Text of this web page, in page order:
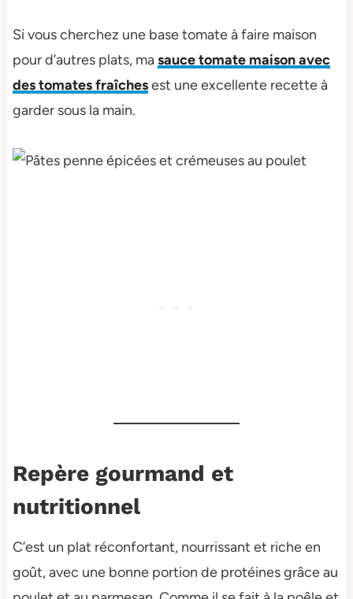
Si vous cherchez une base tomate à faire maison
pour d’autres plats, masauce tomate maison avec
des tomates fraîchesest une excellente recette à
garder sous la main.
Repère gourmand et
nutritionnel
C’est un plat réconfortant, nourrissant et riche en
goût, avec une bonne portion de protéines grâce au